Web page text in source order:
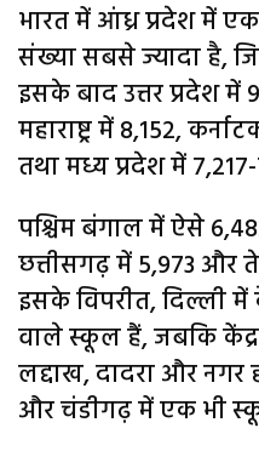
भारत में आंध्र प्रदेश में
संख्या सबसे ज्यादा है,
इसके बाद उत्तर प्रदेश में
महाराष्ट्र में 8,152,
तथा मध्य प्रदेश में
पश्चिम बंगाल में ऐसे
छत्तीसगढ़ में 5,973 और
इसके विपरीत, दिल्ली
वाले स्कूल हैं, जबकि केंद्र
लद्दाख, दादरा और
और चंडीगढ़ में एक भी